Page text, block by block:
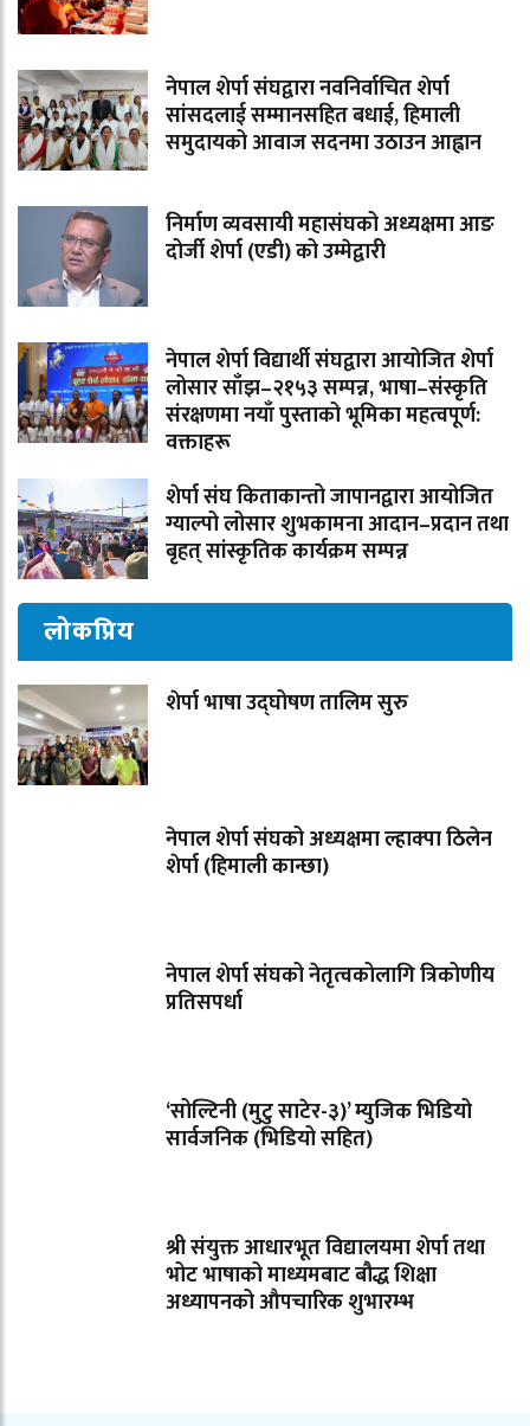
नेपाल शेर्पा संघद्वारा नवनिर्वाचित शेर्पा
सांसदलाई सम्मानसहित बधाई, हिमाली
समुदायको आवाज सदनमा उठाउन आह्वान
निर्माण व्यवसायी महासंघको अध्यक्षमा आङ
दोर्जी शेर्पा (एडी) को उम्मेद्वारी
नेपाल शेर्पा विद्यार्थी संघद्वारा आयोजित शेर्पा
लोसार साँझ–२१५३ सम्पन्न, भाषा–संस्कृति
संरक्षणमा नयाँ पुस्ताको भूमिका महत्वपूर्ण:
वक्ताहरू
शेर्पा संघ किताकान्तो जापानद्वारा आयोजित
ग्याल्पो लोसार शुभकामना आदान–प्रदान तथा
बृहत् सांस्कृतिक कार्यक्रम सम्पन्न
लोकप्रिय
शेर्पा भाषा उद्घोषण तालिम सुरु
नेपाल शेर्पा संघको अध्यक्षमा ल्हाक्पा ठिलेन
शेर्पा (हिमाली कान्छा)
नेपाल शेर्पा संघको नेतृत्वकोलागि त्रिकोणीय
प्रतिसपर्धा
‘सोल्टिनी (मुटु साटेर-३)’ म्युजिक भिडियो
सार्वजनिक (भिडियो सहित)
श्री संयुक्त आधारभूत विद्यालयमा शेर्पा तथा
भोट भाषाको माध्यमबाट बौद्ध शिक्षा
अध्यापनको औपचारिक शुभारम्भ